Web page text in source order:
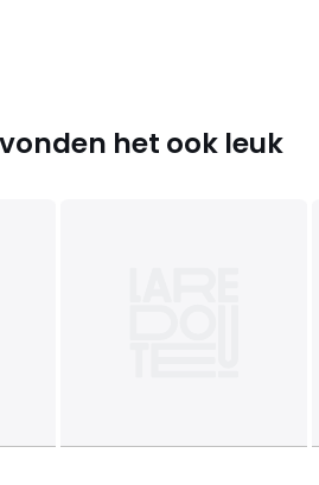
het ook leuk